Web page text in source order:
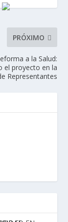
PRÓXIMO
a la Salud:
el proyecto en la
Representantes